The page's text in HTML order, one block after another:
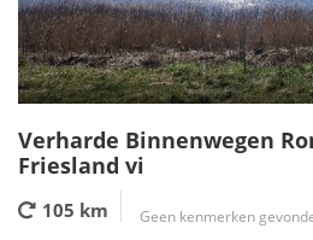
Verharde Binnenwegen
Friesland vi
105 km Geen kenmerken